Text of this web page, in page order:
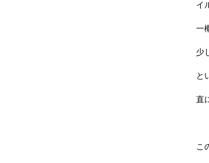
イ
一
少
と
直
こ